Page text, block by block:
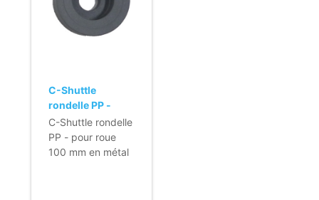
C-Shuttle
rondelle PP -
pour roue 100
mm en métal
avec pare-choc
C-Shuttle rondelle
PP - pour roue
100 mm en métal